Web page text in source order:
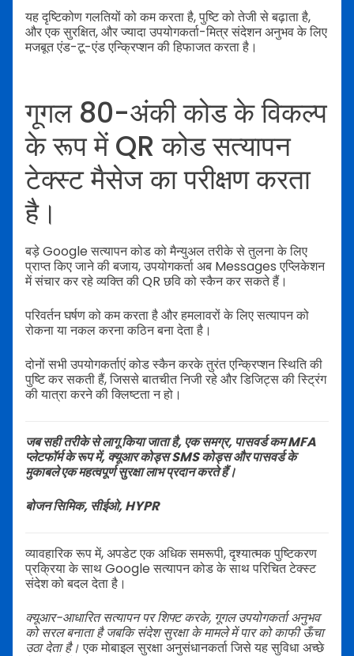
यह दृष्टिकोण गलतियों को कम करता है, पुष्टि को तेजी से बढ़ाता है,
और एक सुरक्षित, और ज्यादा उपयोगकर्ता-मित्र संदेशन अनुभव के लिए
मजबूत एंड-टू-एंड एन्क्रिप्शन की हिफाजत करता है।
गूगल 80-अंकी कोड के विकल्प
के रूप में QR कोड सत्यापन
टेक्स्ट मैसेज का परीक्षण करता
है।
बड़े Google सत्यापन कोड को मैन्युअल तरीके से तुलना के लिए
प्राप्त किए जाने की बजाय, उपयोगकर्ता अब Messages एप्लिकेशन
में संचार कर रहे व्यक्ति की QR छवि को स्कैन कर सकते हैं।
परिवर्तन घर्षण को कम करता है और हमलावरों के लिए सत्यापन को
रोकना या नकल करना कठिन बना देता है।
दोनों सभी उपयोगकर्ताएं कोड स्कैन करके तुरंत एन्क्रिप्शन स्थिति की
पुष्टि कर सकती हैं, जिससे बातचीत निजी रहे और डिजिट्स की स्ट्रिंग
की यात्रा करने की क्लिष्टता न हो।
जब सही तरीके से लागू किया जाता है, एक समग्र, पासवर्ड कम MFA
प्लेटफॉर्म के रूप में, क्यूआर कोड्स SMS कोड्स और पासवर्ड के
मुकाबले एक महत्वपूर्ण सुरक्षा लाभ प्रदान करते हैं।
बोजन सिमिक, सीईओ, HYPR
व्यावहारिक रूप में, अपडेट एक अधिक समरूपी, दृश्यात्मक पुष्टिकरण
प्रक्रिया के साथ Google सत्यापन कोड के साथ परिचित टेक्स्ट
संदेश को बदल देता है।
क्यूआर-आधारित सत्यापन पर शिफ्ट करके, गूगल उपयोगकर्ता अनुभव
को सरल बनाता है जबकि संदेश सुरक्षा के मामले में पार को काफी ऊँचा
उठा देता है।एक मोबाइल सुरक्षा अनुसंधानकर्ता जिसे यह सुविधा अच्छे